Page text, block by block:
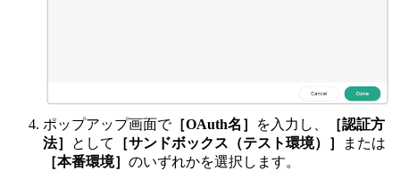
ポップアップ画面で［OAuth名］ を入力し、
［認証方
法］
として ［サンドボックス（テスト環境）］
または
［本番環境］ のいずれかを選択します。